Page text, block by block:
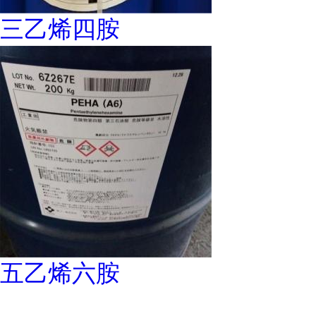
三乙烯四胺
五乙烯六胺